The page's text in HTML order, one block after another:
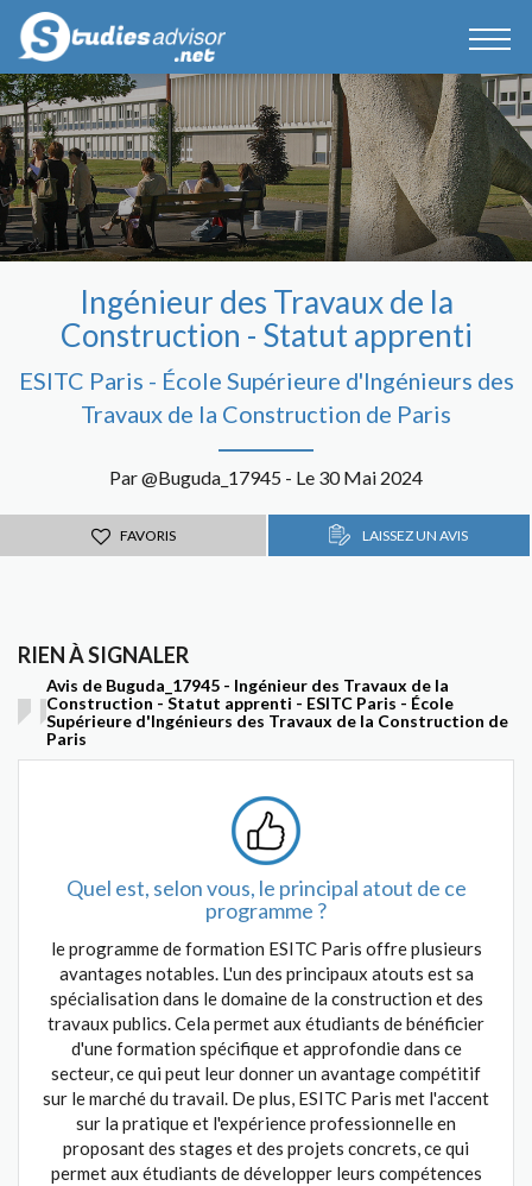
Ingénieur des Travaux de la
Construction - Statut apprenti
ESITC Paris - École Supérieure d'Ingénieurs des
Travaux de la Construction de Paris
Par @Buguda_17945 - Le 30 Mai 2024
FAVORIS LAISSEZ UN AVIS
RIEN À SIGNALER
Avis de Buguda_17945 - Ingénieur des Travaux de la
Construction - Statut apprenti - ESITC Paris - École
Supérieure d'Ingénieurs des Travaux de la Construction de
Paris
Quel est, selon vous, le principal atout de ce
programme ?
le programme de formation ESITC Paris offre plusieurs
avantages notables. L'un des principaux atouts est sa
spécialisation dans le domaine de la construction et des
travaux publics. Cela permet aux étudiants de bénéficier
d'une formation spécifique et approfondie dans ce
secteur, ce qui peut leur donner un avantage compétitif
sur le marché du travail. De plus, ESITC Paris met l'accent
sur la pratique et l'expérience professionnelle en
proposant des stages et des projets concrets, ce qui
permet aux étudiants de développer leurs compétences